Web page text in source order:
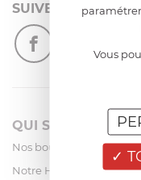
SUIVEZ-NOUS
QUI SOMMES-
Nos boutiques
Notre Histoire
Vous